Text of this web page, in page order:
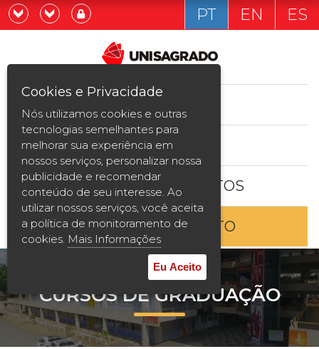
Graduação
Pós-graduação e MBA
Curta Duração
Vestibular
2ª Graduação
Transferência
Reingresso
Prouni
Já sou estudande
Quero ser estudante
PT EN ES
ESTUDE AQUI
BOLSAS E DESCONTOS
ENTRE EM CONTATO
CURSOS DE GRADUAÇÃO
Cookies e Privacidade
Nós utilizamos cookies e outras
tecnologias semelhantes para
melhorar sua experiência em
nossos serviços, personalizar nossa
publicidade e recomendar
conteúdo de seu interesse. Ao
utilizar nossos serviços, você aceita
a política de monitoramento de
cookies. Mais Informações
Eu Aceito